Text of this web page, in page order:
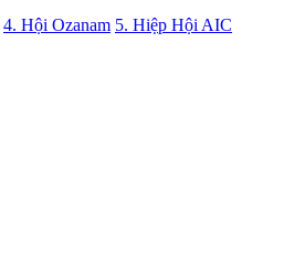
4. Hội Ozanam 5. Hiệp Hội AIC